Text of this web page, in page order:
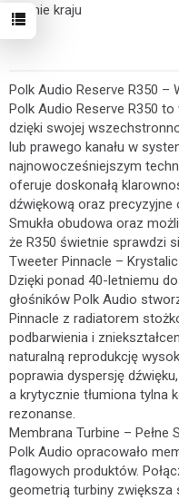
terenie kraju
Polk Audio Reserve R350 –
Polk Audio Reserve R350
dzięki swojej
lub prawego kanału w
najnowocześniejszym
oferuje doskonałą
dźwiękową oraz precyzyjne
Smukła obudowa oraz
że R350 świetnie sprawdzi
Tweeter Pinnacle –
Dzięki ponad 40-letniemu
głośników Polk Audio
Pinnacle z radiatorem
podbarwienia i
naturalną reprodukcję
poprawia dyspersję
a krytycznie tłumiona tylna
rezonanse.
Membrana Turbine – Pełne
Polk Audio opracowało
flagowych produktów.
geometrią turbiny zwiększa